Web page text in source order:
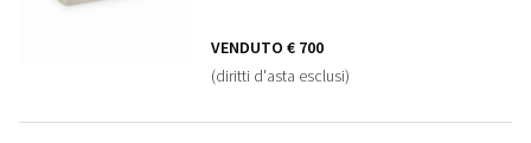
VENDUTO € 700
(diritti d'asta esclusi)